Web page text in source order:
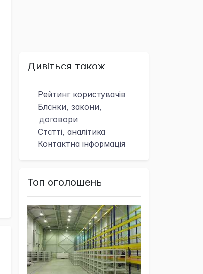
Дивіться також
Рейтинг користувачів
Бланки, закони,
договори
Статті, аналітика
Контактна інформація
Топ оголошень